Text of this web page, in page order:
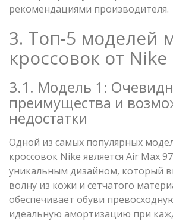
рекомендациями производителя.
3. Топ-5 моделей
кроссовок от Nike
3.1. Модель 1:
преимущества и
недостатки
Одной из самых популярных
кроссовок Nike является Air Max
уникальным дизайном, который
волну из кожи и сетчатого
обеспечивает обуви
идеальную амортизацию при